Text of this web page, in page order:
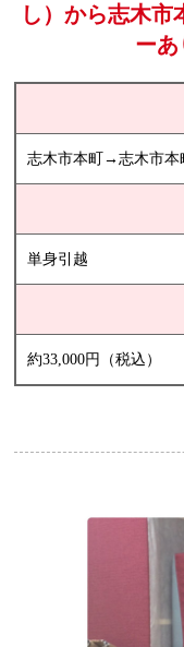
し）から志木市
ーあ
志木市本町→志木市本
単身引越
約33,000円（税込）